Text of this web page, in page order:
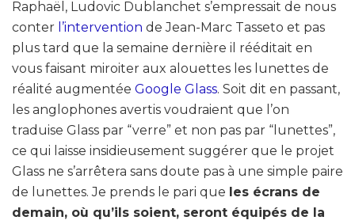
Raphaël, Ludovic Dublanchet s’empressait de nous
conter l’intervention de Jean-Marc Tasseto et pas
plus tard que la semaine dernière il rééditait en
vous faisant miroiter aux alouettes les lunettes de
réalité augmentée Google Glass. Soit dit en passant,
les anglophones avertis voudraient que l’on
traduise Glass par “verre” et non pas par “lunettes”,
ce qui laisse insidieusement suggérer que le projet
Glass ne s’arrêtera sans doute pas à une simple paire
de lunettes. Je prends le pari que les écrans de
demain, où qu’ils soient, seront équipés de la